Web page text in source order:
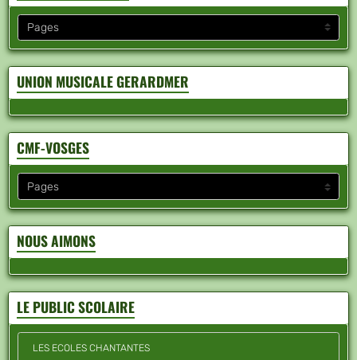
UNION MUSICALE GERARDMER
CMF-VOSGES
NOUS AIMONS
LE PUBLIC SCOLAIRE
LES ECOLES CHANTANTES